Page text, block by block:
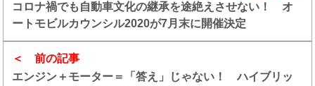
前の記事
エンジン＋モーター＝「答え」じゃない！ ハイブリッ
コロナ禍でも自動車文化の継承を途絶えさせない！ オ
ートモビルカウンシル2020が7月末に開催決定